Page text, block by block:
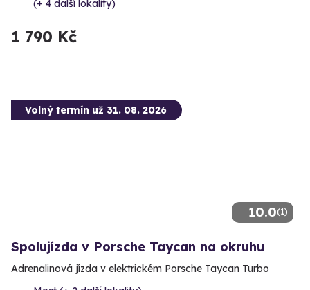
(+ 4 další lokality)
1 790 Kč
10.0(1)
Volný termín už 31. 08. 2026
Spolujízda v Porsche Taycan na okruhu
Adrenalinová jízda v elektrickém Porsche Taycan Turbo